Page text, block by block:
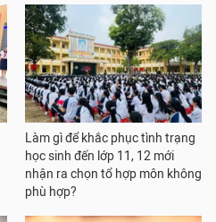
Làm gì để khắc phục tình trạng
học sinh đến lớp 11, 12 mới
nhận ra chọn tổ hợp môn không
phù hợp?